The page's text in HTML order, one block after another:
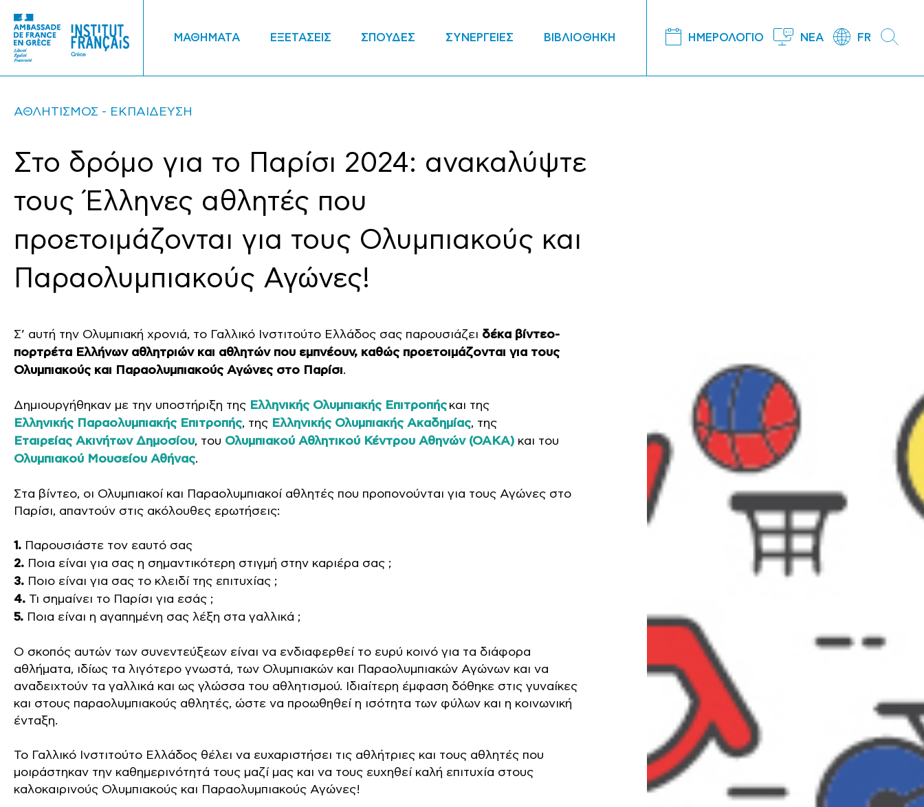
ΜΑΘΗΜΑΤΑ ΕΞΕΤΑΣΕΙΣ ΣΠΟΥΔΕΣ ΣΥΝΕΡΓΕΙΕΣ ΒΙΒΛΙΟΘΗΚΗ ΗΜΕΡΟΛΟΓΙΟ ΝΕΑ FR
ΑΘΛΗΤΙΣΜΟΣ ΕΚΠΑΙΔΕΥΣΗ
Στο δρόμο για το Παρίσι 2024: ανακαλύψτε
τους Έλληνες αθλητές που
προετοιμάζονται για τους Ολυμπιακούς και
Παραολυμπιακούς Αγώνες!
Σ’ αυτή την Ολυμπιακή χρονιά, το Γαλλικό Ινστιτούτο Ελλάδος σας παρουσιάζει δέκα βίντεο-
πορτρέτα Ελλήνων αθλητριών και αθλητών που εμπνέουν, καθώς προετοιμάζονται για τους
Ολυμπιακούς και Παραολυμπιακούς Αγώνες στο Παρίσι.
Δημιουργήθηκαν με την υποστήριξη της Ελληνικής Ολυμπιακής Επιτροπήςκαι της
Ελληνικής Παραολυμπιακής Επιτροπής, της Ελληνικής Ολυμπιακής Ακαδημίας, της
Εταιρείας Ακινήτων Δημοσίου, του Ολυμπιακού Αθλητικού Κέντρου Αθηνών (ΟΑΚΑ) και του
Ολυμπιακού Μουσείου Αθήνας.
Στα βίντεο, οι Ολυμπιακοί και Παραολυμπιακοί αθλητές που προπονούνται για τους Αγώνες στο
Παρίσι, απαντούν στις ακόλουθες ερωτήσεις:
1. Παρουσιάστε τον εαυτό σας
2. Ποια είναι για σας η σημαντικότερη στιγμή στην καριέρα σας ;
3. Ποιο είναι για σας το κλειδί της επιτυχίας ;
4. Τι σημαίνει το Παρίσι για εσάς ;
5. Ποια είναι η αγαπημένη σας λέξη στα γαλλικά ;
Ο σκοπός αυτών των συνεντεύξεων είναι να ενδιαφερθεί το ευρύ κοινό για τα διάφορα
αθλήματα, ιδίως τα λιγότερο γνωστά, των Ολυμπιακών και Παραολυμπιακών Αγώνων και να
αναδειχτούν τα γαλλικά και ως γλώσσα του αθλητισμού. Ιδιαίτερη έμφαση δόθηκε στις γυναίκες
και στους παραολυμπιακούς αθλητές, ώστε να προωθηθεί η ισότητα των φύλων και η κοινωνική
ένταξη.
Το Γαλλικό Ινστιτούτο Ελλάδος θέλει να ευχαριστήσει τις αθλήτριες και τους αθλητές που
μοιράστηκαν την καθημερινότητά τους μαζί μας και να τους ευχηθεί καλή επιτυχία στους
καλοκαιρινούς Ολυμπιακούς και Παραολυμπιακούς Αγώνες!